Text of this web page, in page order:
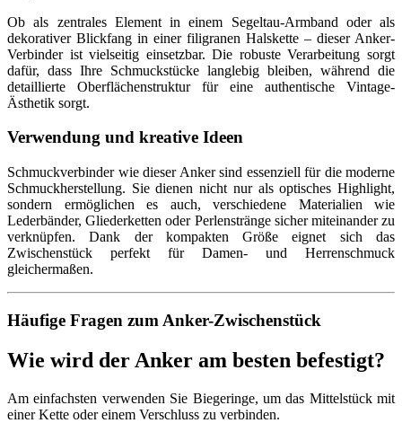
Ob als zentrales Element in einem Segeltau-Armband oder als
dekorativer Blickfang in einer filigranen Halskette – dieser Anker-
Verbinder ist vielseitig einsetzbar. Die robuste Verarbeitung sorgt
dafür, dass Ihre Schmuckstücke langlebig bleiben, während die
detaillierte Oberflächenstruktur für eine authentische Vintage-
Ästhetik sorgt.
Verwendung und kreative Ideen
Schmuckverbinder wie dieser Anker sind essenziell für die moderne
Schmuckherstellung. Sie dienen nicht nur als optisches Highlight,
sondern ermöglichen es auch, verschiedene Materialien wie
Lederbänder, Gliederketten oder Perlenstränge sicher miteinander zu
verknüpfen. Dank der kompakten Größe eignet sich das
Zwischenstück perfekt für Damen- und Herrenschmuck
gleichermaßen.
Häufige Fragen zum Anker-Zwischenstück
Wie wird der Anker am besten befestigt?
Am einfachsten verwenden Sie Biegeringe, um das Mittelstück mit
einer Kette oder einem Verschluss zu verbinden.